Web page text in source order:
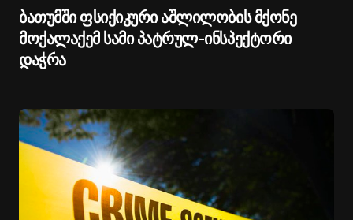
ბათუმში ფსიქიკური აშლილობის მქონე
მოქალაქემ სამი პატრულ-ინსპექტორი
დაჭრა